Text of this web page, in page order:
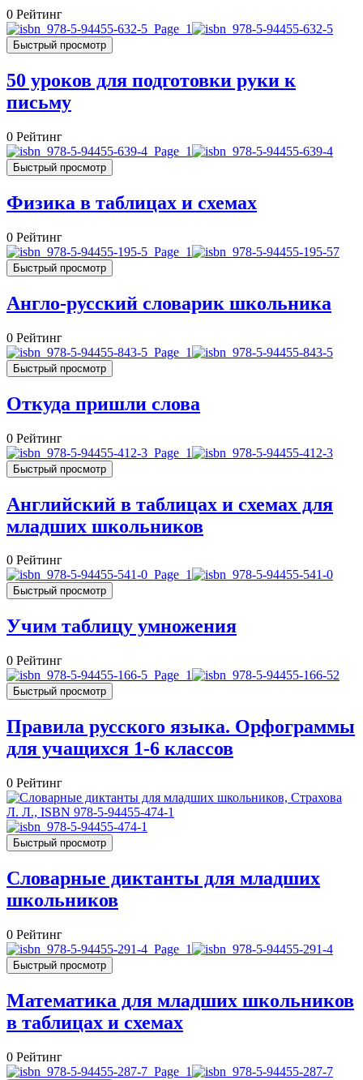
0 Рейтинг
Быстрый просмотр
50 уроков для подготовки руки к
письму
0 Рейтинг
Быстрый просмотр
Физика в таблицах и схемах
0 Рейтинг
Быстрый просмотр
Англо-русский словарик школьника
0 Рейтинг
Быстрый просмотр
Откуда пришли слова
0 Рейтинг
Быстрый просмотр
Английский в таблицах и схемах для
младших школьников
0 Рейтинг
Быстрый просмотр
Учим таблицу умножения
0 Рейтинг
Быстрый просмотр
Правила русского языка. Орфограммы
для учащихся 1-6 классов
0 Рейтинг
Быстрый просмотр
Словарные диктанты для младших
школьников
0 Рейтинг
Быстрый просмотр
Математика для младших школьников
в таблицах и схемах
0 Рейтинг